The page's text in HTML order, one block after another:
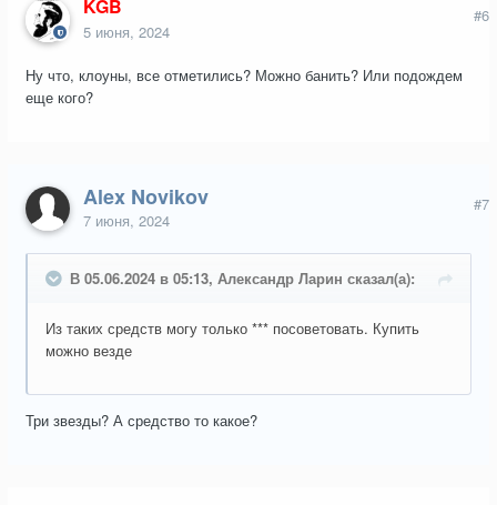
KGB
5 июня, 2024
#6
Ну что, клоуны, все отметились? Можно банить? Или подождем
еще кого?
Alex Novikov
7 июня, 2024
#7
В 05.06.2024 в 05:13, Александр Ларин сказал(а):
Из таких средств могу только *** посоветовать. Купить
можно везде
Три звезды? А средство то какое?